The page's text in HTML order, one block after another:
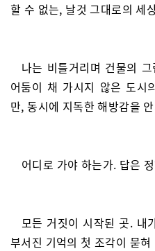
할 수 없는, 날것 그대로의 세
나는 비틀거리며 건물의
어둠이 채 가시지 않은 도시
만, 동시에 지독한 해방감을
어디로 가야 하는가. 답은
모든 거짓이 시작된 곳. 내
부서진 기억의 첫 조각이 묻